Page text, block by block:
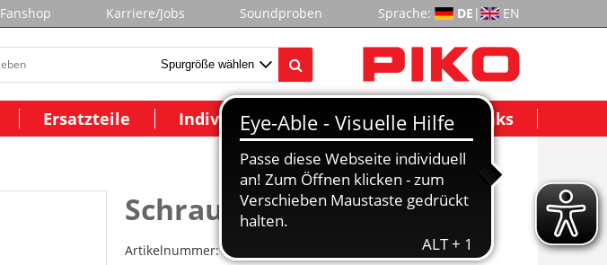
Fanshop Karriere/Jobs Soundproben Sprache: DE | EN
Ersatzteile Individuelle Modelle Wichtige Links
Schraubenset (6tlg.)
Artikelnummer:ET40221-171